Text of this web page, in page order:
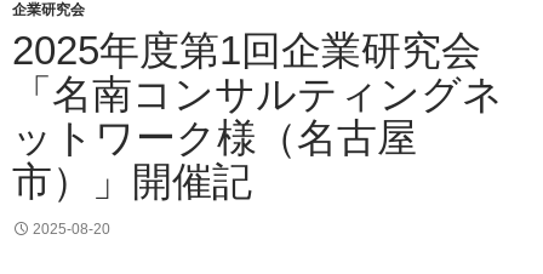
企業研究会
2025年度第1回企業研究会
「名南コンサルティングネ
ットワーク様（名古屋
市）」開催記
2025-08-20